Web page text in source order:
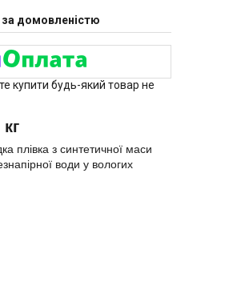
за домовленістю
купити будь-який товар не
з синтетичної маси
води у вологих